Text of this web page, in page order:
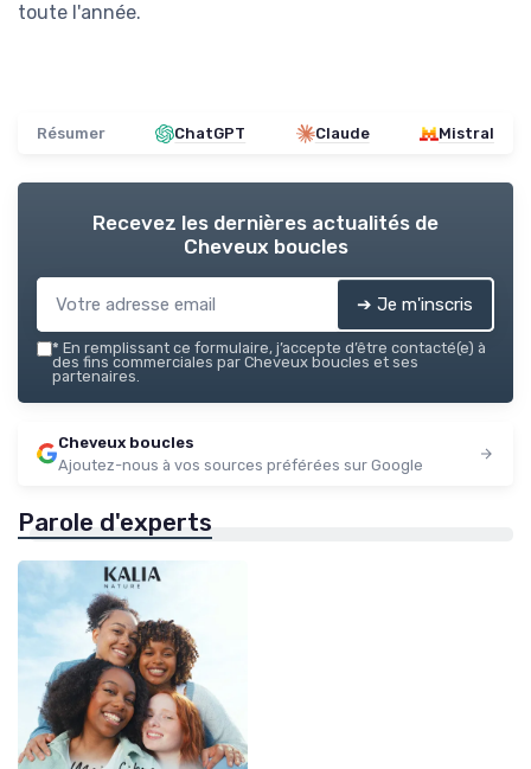
toute l'année.
Résumer ChatGPT Claude Mistral
Recevez les dernières actualités de
Cheveux boucles
➔ Je m'inscris
* En remplissant ce formulaire, j’accepte d’être contacté(e) à
des fins commerciales par Cheveux boucles et ses
partenaires.
Cheveux boucles
Ajoutez-nous à vos sources préférées sur Google
Parole d'experts